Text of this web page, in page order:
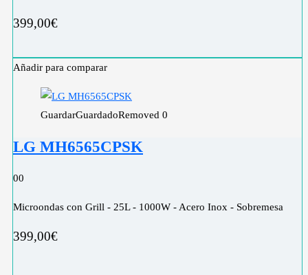
399,00€
Añadir para comparar
GuardarGuardadoRemoved 0
LG MH6565CPSK
00
Microondas con Grill - 25L - 1000W - Acero Inox - Sobremesa
399,00€